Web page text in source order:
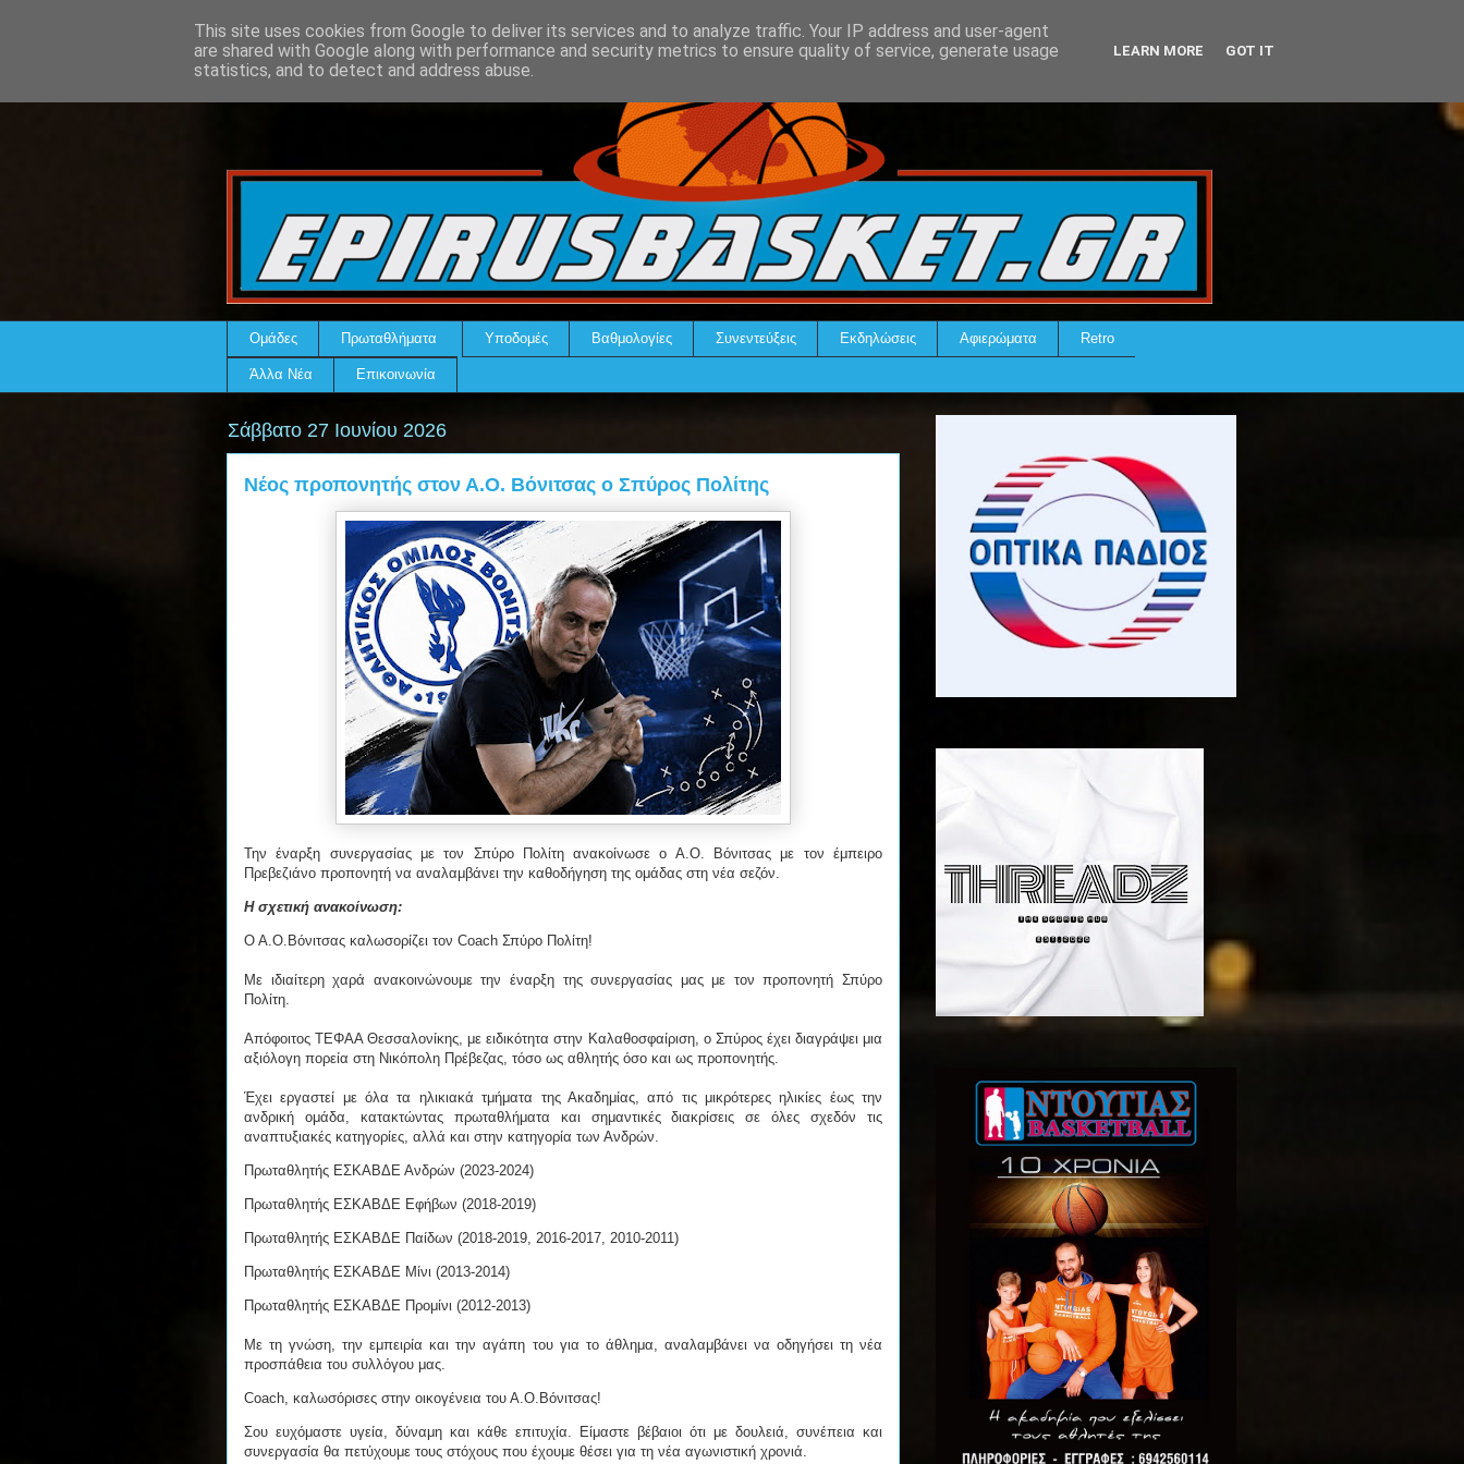
Ομάδες Πρωταθλήματα Υποδομές Βαθμολογίες Συνεντεύξεις Εκδηλώσεις Αφιερώματα Retro
Άλλα Νέα Επικοινωνία
Σάββατο 27 Ιουνίου 2026
Νέος προπονητής στον Α.Ο. Βόνιτσας ο Σπύρος Πολίτης
Την έναρξη συνεργασίας με τον Σπύρο Πολίτη ανακοίνωσε ο Α.Ο. Βόνιτσας με τον έμπειρο
Πρεβεζιάνο προπονητή να αναλαμβάνει την καθοδήγηση της ομάδας στη νέα σεζόν.
Η σχετική ανακοίνωση:
Ο Α.Ο.Βόνιτσας καλωσορίζει τον Coach Σπύρο Πολίτη!
Με ιδιαίτερη χαρά ανακοινώνουμε την έναρξη της συνεργασίας μας με τον προπονητή Σπύρο
Πολίτη.
Απόφοιτος ΤΕΦΑΑ Θεσσαλονίκης, με ειδικότητα στην Καλαθοσφαίριση, ο Σπύρος έχει διαγράψει μια
αξιόλογη πορεία στη Νικόπολη Πρέβεζας, τόσο ως αθλητής όσο και ως προπονητής.
Έχει εργαστεί με όλα τα ηλικιακά τμήματα της Ακαδημίας, από τις μικρότερες ηλικίες έως την
ανδρική ομάδα, κατακτώντας πρωταθλήματα και σημαντικές διακρίσεις σε όλες σχεδόν τις
αναπτυξιακές κατηγορίες, αλλά και στην κατηγορία των Ανδρών.
Πρωταθλητής ΕΣΚΑΒΔΕ Ανδρών (2023-2024)
Πρωταθλητής ΕΣΚΑΒΔΕ Εφήβων (2018-2019)
Πρωταθλητής ΕΣΚΑΒΔΕ Παίδων (2018-2019, 2016-2017, 2010-2011)
Πρωταθλητής ΕΣΚΑΒΔΕ Μίνι (2013-2014)
Πρωταθλητής ΕΣΚΑΒΔΕ Προμίνι (2012-2013)
Με τη γνώση, την εμπειρία και την αγάπη του για το άθλημα, αναλαμβάνει να οδηγήσει τη νέα
προσπάθεια του συλλόγου μας.
Coach, καλωσόρισες στην οικογένεια του Α.Ο.Βόνιτσας!
Σου ευχόμαστε υγεία, δύναμη και κάθε επιτυχία. Είμαστε βέβαιοι ότι με δουλειά, συνέπεια και
συνεργασία θα πετύχουμε τους στόχους που έχουμε θέσει για τη νέα αγωνιστική χρονιά.
This site uses cookies from Google to deliver its services and to analyze traffic. Your IP address and user-agent
are shared with Google along with performance and security metrics to ensure quality of service, generate usage
statistics, and to detect and address abuse.
LEARN MORE GOT IT